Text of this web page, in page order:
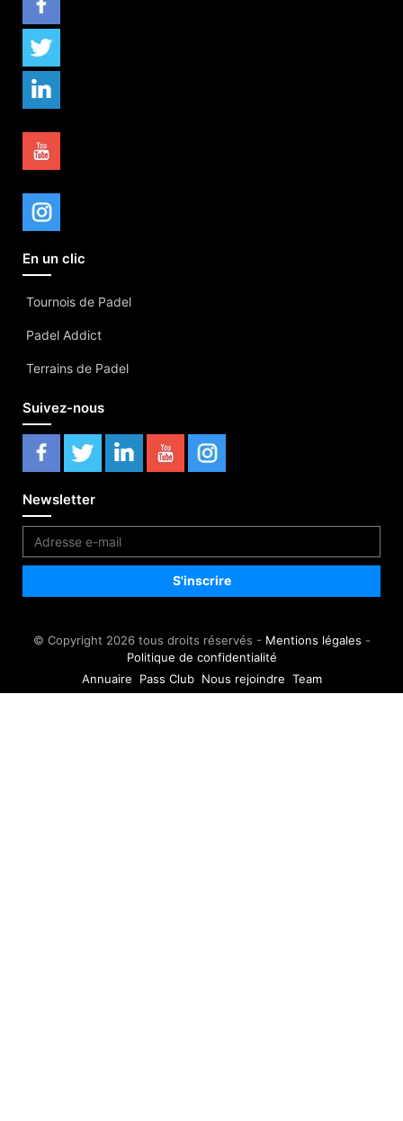
En un clic
Tournois de Padel
Padel Addict
Terrains de Padel
Suivez-nous
Newsletter
© Copyright 2026 tous droits réservés - Mentions légales -
Politique de confidentialité
Annuaire
Pass Club Nous rejoindre Team